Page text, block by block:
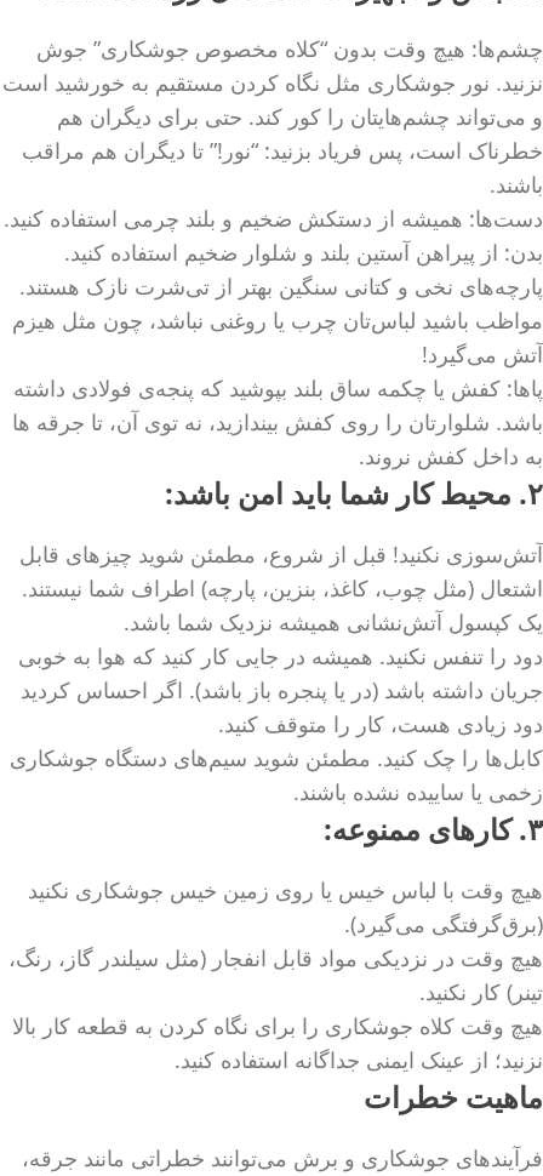
چشم‌ها: هیچ وقت بدون “کلاه مخصوص جوشکاری” جوش
نزنید. نور جوشکاری مثل نگاه کردن مستقیم به خورشید است
و می‌تواند چشم‌هایتان را کور کند. حتی برای دیگران هم
خطرناک است، پس فریاد بزنید: “نور!” تا دیگران هم مراقب
باشند.
دست‌ها: همیشه از دستکش ضخیم و بلند چرمی استفاده کنید.
بدن: از پیراهن آستین بلند و شلوار ضخیم استفاده کنید.
پارچه‌های نخی و کتانی سنگین بهتر از تی‌شرت نازک هستند.
مواظب باشید لباس‌تان چرب یا روغنی نباشد، چون مثل هیزم
آتش می‌گیرد!
پاها: کفش یا چکمه ساق بلند بپوشید که پنجه‌ی فولادی داشته
باشد. شلوارتان را روی کفش بیندازید، نه توی آن، تا جرقه ها
به داخل کفش نروند.
۲. محیط کار شما باید امن باشد:
آتش‌سوزی نکنید! قبل از شروع، مطمئن شوید چیزهای قابل
اشتعال (مثل چوب، کاغذ، بنزین، پارچه) اطراف شما نیستند.
یک کپسول آتش‌نشانی همیشه نزدیک شما باشد.
دود را تنفس نکنید. همیشه در جایی کار کنید که هوا به خوبی
جریان داشته باشد (در یا پنجره باز باشد). اگر احساس کردید
دود زیادی هست، کار را متوقف کنید.
کابل‌ها را چک کنید. مطمئن شوید سیم‌های دستگاه جوشکاری
زخمی یا ساییده نشده باشند.
۳. کارهای ممنوعه:
هیچ وقت با لباس خیس یا روی زمین خیس جوشکاری نکنید
(برق‌گرفتگی می‌گیرد).
هیچ وقت در نزدیکی مواد قابل انفجار (مثل سیلندر گاز، رنگ،
تینر) کار نکنید.
هیچ وقت کلاه جوشکاری را برای نگاه کردن به قطعه کار بالا
نزنید؛ از عینک ایمنی جداگانه استفاده کنید.
ماهیت خطرات
فرآیندهای جوشکاری و برش می‌توانند خطراتی مانند جرقه،